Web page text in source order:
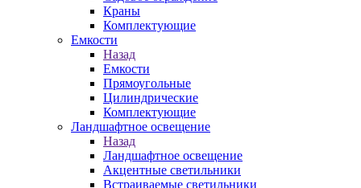
Краны
Комплектующие
Емкости
Назад
Емкости
Прямоугольные
Цилиндрические
Комплектующие
Ландшафтное освещение
Назад
Ландшафтное освещение
Акцентные светильники
Встраиваемые светильники